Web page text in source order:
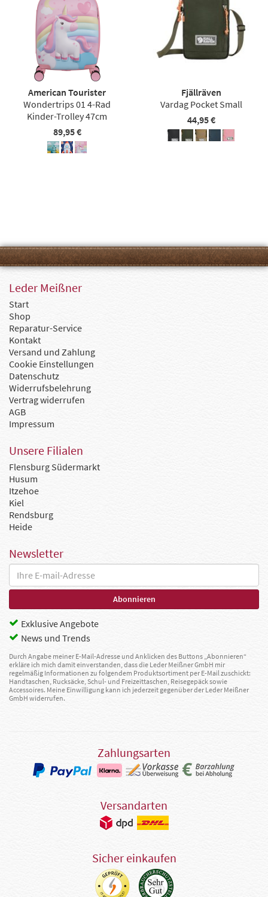
American Tourister
Wondertrips 01 4-Rad
Kinder-Trolley 47cm
89,95 €
Fjällräven
Vardag Pocket Small
44,95 €
Leder Meißner
Start
Shop
Reparatur-Service
Kontakt
Versand und Zahlung
Cookie Einstellungen
Datenschutz
Widerrufsbelehrung
Vertrag widerrufen
AGB
Impressum
Unsere Filialen
Flensburg Südermarkt
Husum
Itzehoe
Kiel
Rendsburg
Heide
Newsletter
Exklusive Angebote
News und Trends
Durch Angabe meiner E-Mail-Adresse und Anklicken des Buttons „Abonnieren“
erkläre ich mich damit einverstanden, dass die Leder Meißner GmbH mir
regelmäßig Informationen zu folgendem Produktsortiment per E-Mail zuschickt:
Handtaschen, Rucksäcke, Schul- und Freizeittaschen, Reisegepäck sowie
Accessoires. Meine Einwilligung kann ich jederzeit gegenüber der Leder Meißner
GmbH widerrufen.
Zahlungsarten
Versandarten
Sicher einkaufen